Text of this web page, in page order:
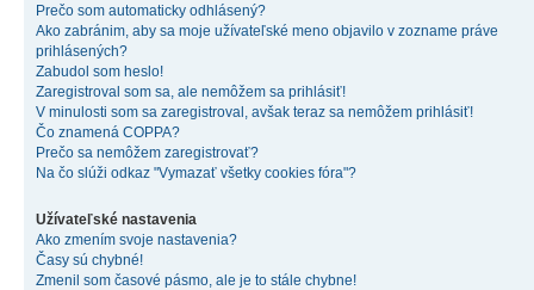
Prečo som automaticky odhlásený?
Ako zabránim, aby sa moje užívateľské meno objavilo v zozname práve
prihlásených?
Zabudol som heslo!
Zaregistroval som sa, ale nemôžem sa prihlásiť!
V minulosti som sa zaregistroval, avšak teraz sa nemôžem prihlásiť!
Čo znamená COPPA?
Prečo sa nemôžem zaregistrovať?
Na čo slúži odkaz "Vymazať všetky cookies fóra"?
Užívateľské nastavenia
Ako zmením svoje nastavenia?
Časy sú chybné!
Zmenil som časové pásmo, ale je to stále chybne!